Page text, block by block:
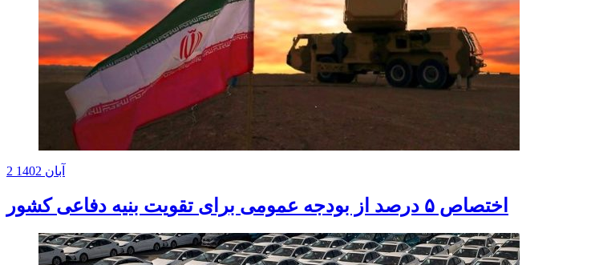
2 آبان 1402
اختصاص ۵ درصد از بودجه عمومی برای تقویت بنیه دفاعی کشور